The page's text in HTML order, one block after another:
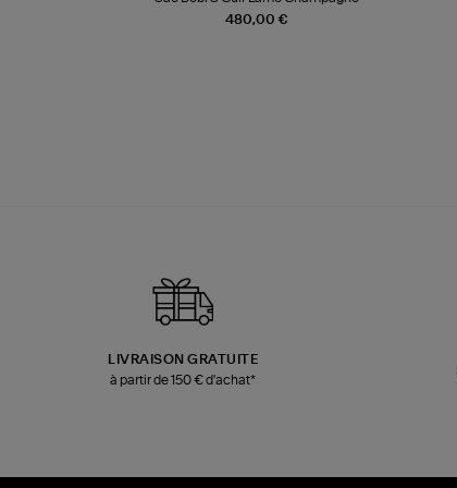
480,00 €
LIVRAISON GRATUITE
à partir de 150 € d'achat*